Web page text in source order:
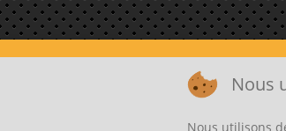
Nous
Nous utilisons